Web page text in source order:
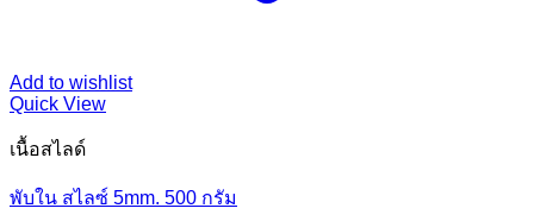
Add to wishlist
Quick View
เนื้อสไลด์
พับใน สไลซ์ 5mm. 500 กรัม